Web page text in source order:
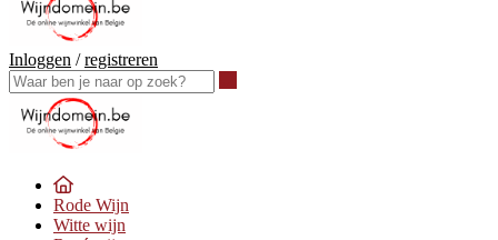
Inloggen /registreren
Rode Wijn
Witte wijn